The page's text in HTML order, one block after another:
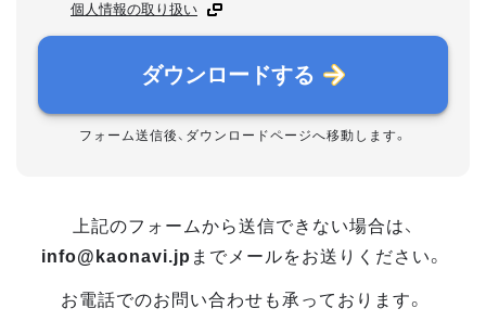
個人情報の取り扱い
ダウンロードする
フォーム送信後、ダウンロードページへ移動します。
上記のフォームから送信できない場合は、
info@kaonavi.jp までメールをお送りください。
お電話でのお問い合わせも承っております。